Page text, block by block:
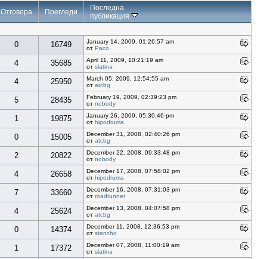
Отговора Прегледи
Последна
публикация
0 16749
January 14, 2009, 01:26:57 am
от Paco
4 35685
April 11, 2009, 10:21:19 am
от slatina
4 25950
March 05, 2009, 12:54:55 am
от atcbg
5 28435
February 19, 2009, 02:39:23 pm
от nobody
1 19875
January 26, 2009, 05:30:46 pm
от hipodruma
0 15005
December 31, 2008, 02:40:26 pm
от atcbg
2 20822
December 22, 2008, 09:33:48 pm
от nobody
4 26658
December 17, 2008, 07:58:02 pm
от hipodruma
7 33660
December 16, 2008, 07:31:03 pm
от roadrunner
4 25624
December 13, 2008, 04:07:58 pm
от atcbg
0 14374
December 11, 2008, 12:36:53 pm
от stancho
1 17372
December 07, 2008, 11:00:19 am
от slatina